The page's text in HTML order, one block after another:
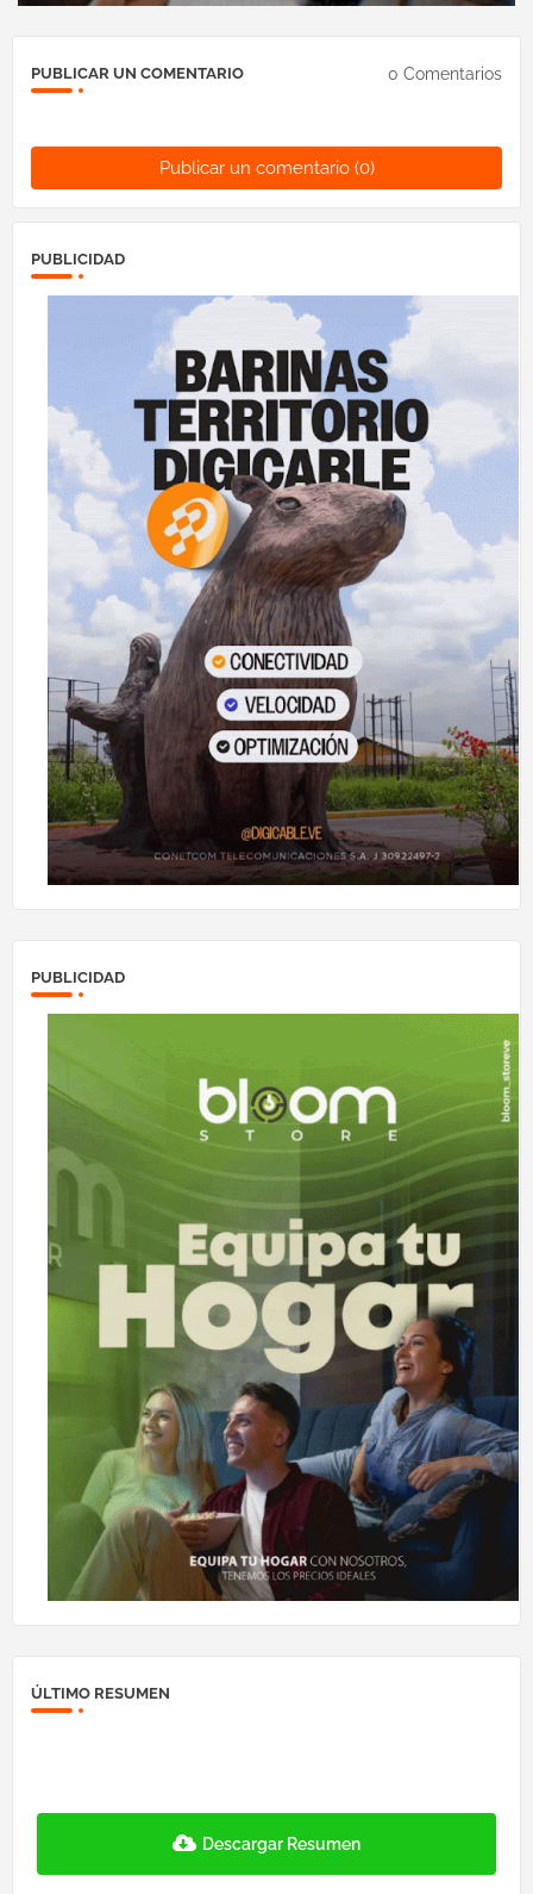
PUBLICAR UN COMENTARIO 0 Comentarios
Publicar un comentario (0)
PUBLICIDAD
PUBLICIDAD
ÚLTIMO RESUMEN
Descargar Resumen